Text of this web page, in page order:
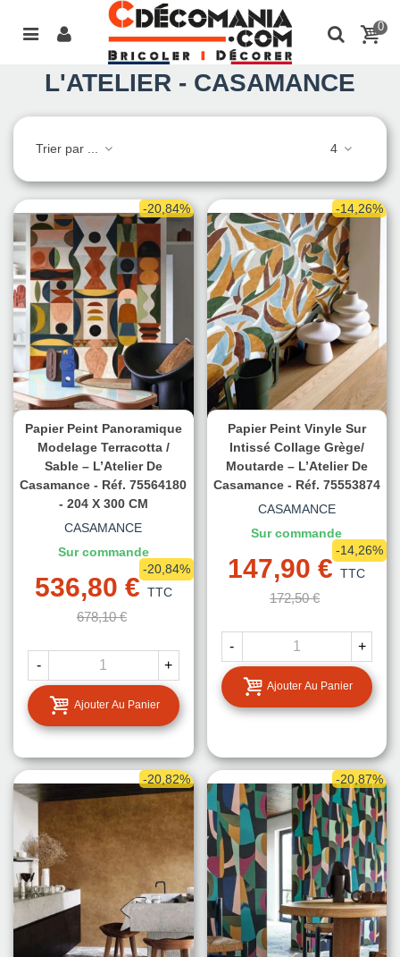
0
L'ATELIER - CASAMANCE
Trier par ... 4
-20,84%
Papier Peint Panoramique
Modelage Terracotta /
Sable – L’Atelier De
Casamance - Réf. 75564180
- 204 X 300 CM
CASAMANCE
Sur commande
536,80 € TTC
678,10 €
-20,84%
- +
Ajouter Au Panier
-14,26%
Papier Peint Vinyle Sur
Intissé Collage Grège/
Moutarde – L’Atelier De
Casamance - Réf. 75553874
CASAMANCE
Sur commande
147,90 € TTC
172,50 €
-14,26%
- +
Ajouter Au Panier
-20,82% -20,87%